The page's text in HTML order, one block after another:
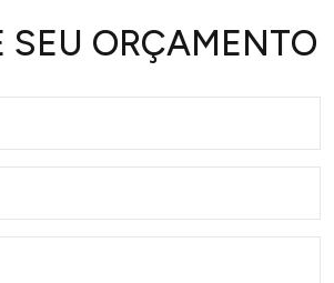
SEU ORÇAMENTO